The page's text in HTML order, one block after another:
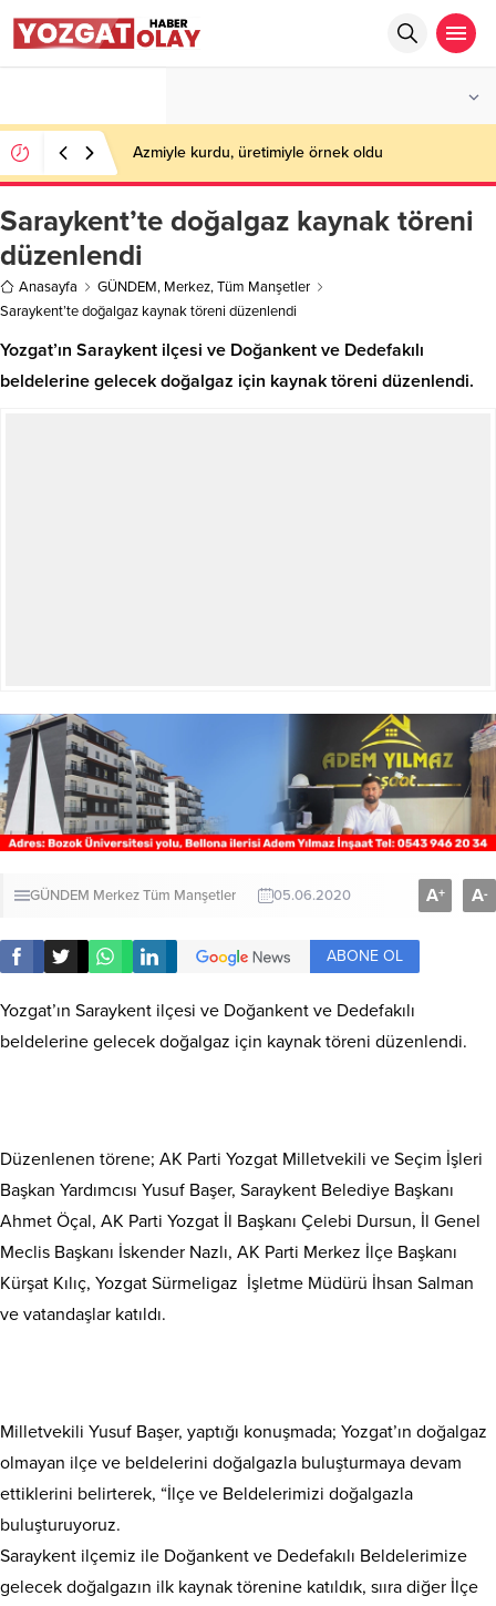
Azmiyle kurdu, üretimiyle örnek oldu
Saraykent’te doğalgaz kaynak töreni
düzenlendi
Anasayfa GÜNDEM, Merkez,Tüm Manşetler
Saraykent’te doğalgaz kaynak töreni düzenlendi
Yozgat’ın Saraykent ilçesi ve Doğankent ve Dedefakılı
beldelerine gelecek doğalgaz için kaynak töreni düzenlendi.
GÜNDEM MerkezTüm Manşetler 05.06.2020 A+ A-
ABONE OL
Yozgat’ın Saraykent ilçesi ve Doğankent ve Dedefakılı
beldelerine gelecek doğalgaz için kaynak töreni düzenlendi.
Düzenlenen törene; AK Parti Yozgat Milletvekili ve Seçim İşleri
Başkan Yardımcısı Yusuf Başer, Saraykent Belediye Başkanı
Ahmet Öçal, AK Parti Yozgat İl Başkanı Çelebi Dursun, İl Genel
Meclis Başkanı İskender Nazlı, AK Parti Merkez İlçe Başkanı
Kürşat Kılıç, Yozgat Sürmeligaz İşletme Müdürü İhsan Salman
ve vatandaşlar katıldı.
Milletvekili Yusuf Başer, yaptığı konuşmada; Yozgat’ın doğalgaz
olmayan ilçe ve beldelerini doğalgazla buluşturmaya devam
ettiklerini belirterek, “İlçe ve Beldelerimizi doğalgazla
buluşturuyoruz.
Saraykent ilçemiz ile Doğankent ve Dedefakılı Beldelerimize
gelecek doğalgazın ilk kaynak törenine katıldık, sııra diğer İlçe